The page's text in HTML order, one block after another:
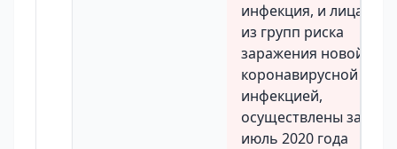
инфекция, и лицам
из групп риска
заражения новой
коронавирусной
инфекцией,
осуществлены за
июль 2020 года